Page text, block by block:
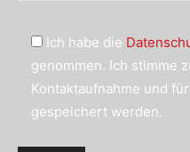
Ich habe die
genommen. Ich stimme
Kontaktaufnahme und
gespeichert werden.